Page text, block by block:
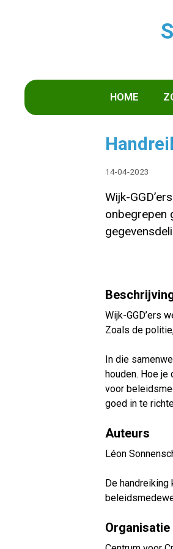
HOME
14-04-2023
Wijk-
onbegrepen
Wijk-GGD’ers
Zoals de
In die
houden. Hoe
voor
goed in te
Auteurs
Léon
De handreiking
Organisatie